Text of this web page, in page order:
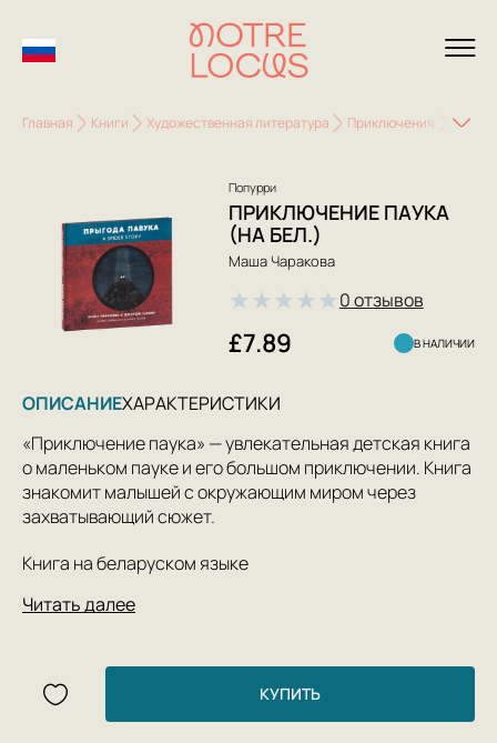
Главная Книги Художественная литература Приключения
Попурри
ПРИКЛЮЧЕНИЕ ПАУКА
(НА БЕЛ.)
Маша Чаракова
★★★★★0 отзывов
£7.89 В НАЛИЧИИ
ОПИСАНИЕХАРАКТЕРИСТИКИ
«Приключение паука» — увлекательная детская книга
о маленьком пауке и его большом приключении. Книга
знакомит малышей с окружающим миром через
захватывающий сюжет.
Книга на беларуском языке
Читать далее
КУПИТЬ